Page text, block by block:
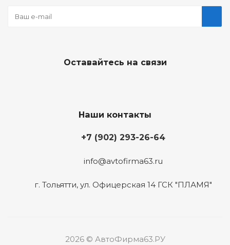
Оставайтесь на связи
Наши контакты
+7 (902) 293-26-64
info@avtofirma63.ru
г. Тольятти, ул. Офицерская 14 ГСК "ПЛАМЯ"
2026 © АвтоФирма63.РУ